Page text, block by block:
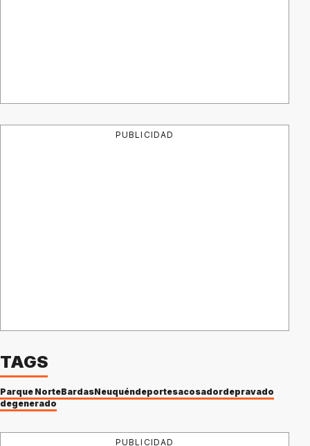
PUBLICIDAD
TAGS
Parque NorteBardasNeuquéndeportesacosadordepravado
degenerado
PUBLICIDAD